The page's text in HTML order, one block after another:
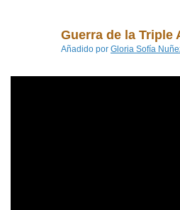
Guerra de la Triple
Añadido por Gloria Sofía